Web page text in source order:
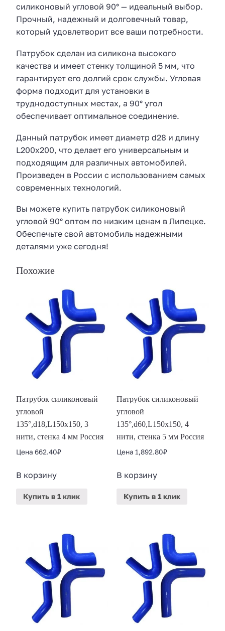
силиконовый угловой 90° — идеальный выбор.
Прочный, надежный и долговечный товар,
который удовлетворит все ваши потребности.
Патрубок сделан из силикона высокого
качества и имеет стенку толщиной 5 мм, что
гарантирует его долгий срок службы. Угловая
форма подходит для установки в
труднодоступных местах, а 90° угол
обеспечивает оптимальное соединение.
Данный патрубок имеет диаметр d28 и длину
L200x200, что делает его универсальным и
подходящим для различных автомобилей.
Произведен в России с использованием самых
современных технологий.
Вы можете купить патрубок силиконовый
угловой 90° оптом по низким ценам в Липецке.
Обеспечьте свой автомобиль надежными
деталями уже сегодня!
Похожие
Патрубок силиконовый
угловой
135°,d18,L150x150, 3
нити, стенка 4 мм Россия
Цена 662.40₽
В корзину
Купить в 1 клик
Патрубок силиконовый
угловой
135°,d60,L150x150, 4
нити, стенка 5 мм Россия
Цена 1,892.80₽
В корзину
Купить в 1 клик